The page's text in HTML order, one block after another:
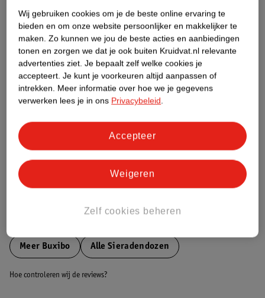
Productinformatie
Etiketinformatie
Nature Impact Score
Dit product heeft (nog) geen Nature
Bestel & Bezorginformatie
Meer Buxibo Alle Sieradendozen
Hoe controleren wij de reviews?
Wij gebruiken cookies om je de beste online ervaring te
bieden en om onze website persoonlijker en makkelijker te
maken. Zo kunnen we jou de beste acties en aanbiedingen
tonen en zorgen we dat je ook buiten Kruidvat.nl relevante
advertenties ziet. Je bepaalt zelf welke cookies je
accepteert. Je kunt je voorkeuren altijd aanpassen of
intrekken. Meer informatie over hoe we je gegevens
verwerken lees je in ons Privacybeleid.
Zelf cookies beheren
Weigeren
Accepteer